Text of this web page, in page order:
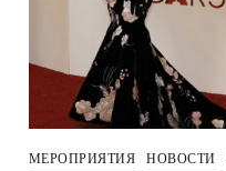
МЕРОПРИЯТИЯ НОВОСТИ